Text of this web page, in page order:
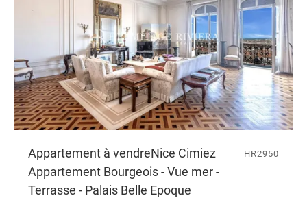
Appartement à vendreNice Cimiez
Appartement Bourgeois - Vue mer -
Terrasse - Palais Belle Epoque
HR2950